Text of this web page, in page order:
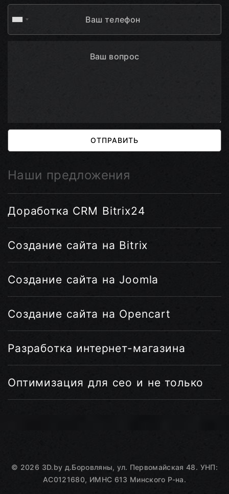
ОТПРАВИТЬ
Наши предложения
Доработка CRM Bitrix24
Создание сайта на Bitrix
Создание сайта на Joomla
Создание сайта на Opencart
Разработка интернет-магазина
Оптимизация для сео и не только
© 2026 3D.by д.Боровляны, ул. Первомайская 48. УНП:
AC0121680, ИМНС 613 Минского Р-на.